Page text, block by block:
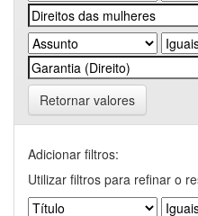
Retornar valores
Adicionar filtros:
Utilizar filtros para refinar o